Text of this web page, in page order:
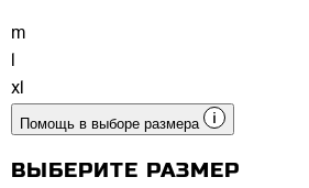
m
xl
Помощь в выборе размера
ВЫБЕРИТЕ РАЗМЕР